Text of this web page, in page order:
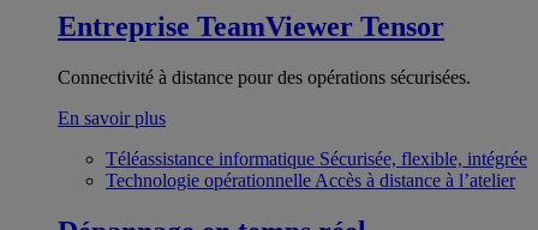
Entreprise TeamViewer Tensor
Connectivité à distance pour des opérations sécurisées.
En savoir plus
Téléassistance informatique Sécurisée, flexible, intégrée
Technologie opérationnelle Accès à distance à l’atelier